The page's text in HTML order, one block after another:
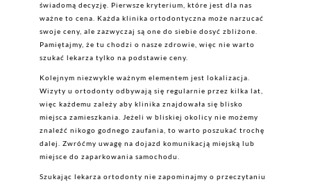
świadomą decyzję. Pierwsze kryterium, które jest dla nas
ważne to cena. Każda klinika ortodontyczna może narzucać
swoje ceny, ale zazwyczaj są one do siebie dosyć zbliżone.
Pamiętajmy, że tu chodzi o nasze zdrowie, więc nie warto
szukać lekarza tylko na podstawie ceny.
Kolejnym niezwykle ważnym elementem jest lokalizacja.
Wizyty u ortodonty odbywają się regularnie przez kilka lat,
więc każdemu zależy aby klinika znajdowała się blisko
miejsca zamieszkania. Jeżeli w bliskiej okolicy nie możemy
znaleźć nikogo godnego zaufania, to warto poszukać trochę
dalej. Zwróćmy uwagę na dojazd komunikacją miejską lub
miejsce do zaparkowania samochodu.
Szukając lekarza ortodonty nie zapominajmy o przeczytaniu